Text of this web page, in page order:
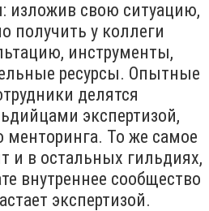
изложив свою ситуацию,
получить у коллеги
инструменты,
ресурсы. Опытные
делятся
экспертизой,
менторинга. То же самое
и в остальных гильдиях,
внутреннее сообщество
экспертизой.